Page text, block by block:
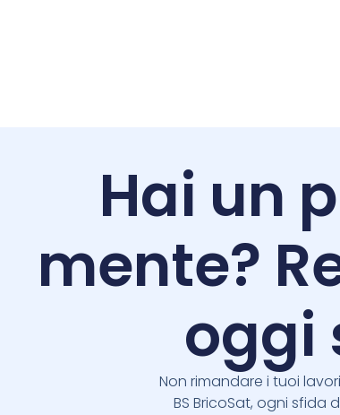
Hai un
mente?
oggi
Non rimandare i tuoi
BS BricoSat, ogni